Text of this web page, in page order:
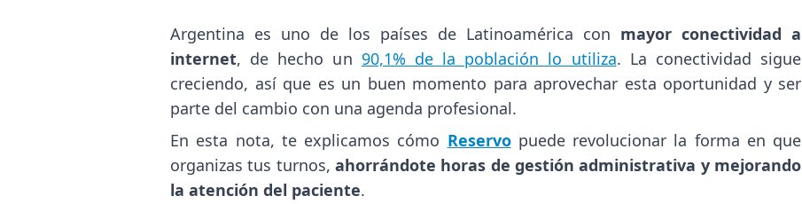
Argentina es uno de los países de Latinoamérica con mayor conectividad a
internet, de hecho un 90,1% de la población lo utiliza. La conectividad sigue
creciendo, así que es un buen momento para aprovechar esta oportunidad y ser
parte del cambio con una agenda profesional.
En esta nota, te explicamos cómo Reservopuede revolucionar la forma en que
organizas tus turnos, ahorrándote horas de gestión administrativa y mejorando
la atención del paciente.